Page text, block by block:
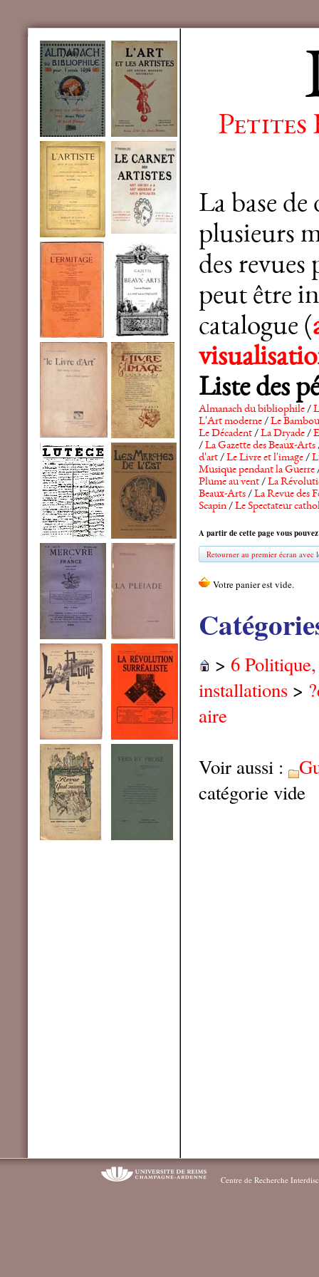
Petites
La base
plusieurs
des revues
peut être
catalogue (
Liste des
Almanach du bibliophile/
L'Art moderne/Le Bambou
Le Décadent/La Dryade/
/La Gazette des Beaux-Arts
d'art/Le Livre et l'image/
Musique pendant la Guerre
Plume au vent/La
Beaux-Arts/La Revue des
Scapin/Le Spectateur
A partir de cette page vous
Retourner au premier écran avec
> 6
installations >
aire
Voir aussi :
catégorie vide
Centre de Recherche